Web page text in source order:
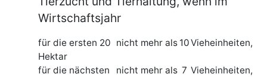
Wirtschaftsjahr
für die ersten 20
Hektar
nicht mehr als 10Vieheinheiten,
für die nächsten
nicht mehr als 7 Vieheinheiten,